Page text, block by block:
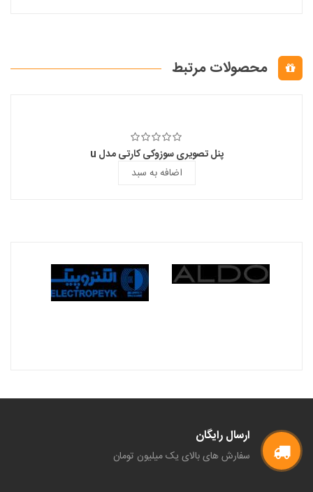
محصولات مرتبط
پنل تصویری سوزوکی کارتی مدل u
اضافه به سبد
ارسال رایگان
سفارش های بالای یک میلیون تومان